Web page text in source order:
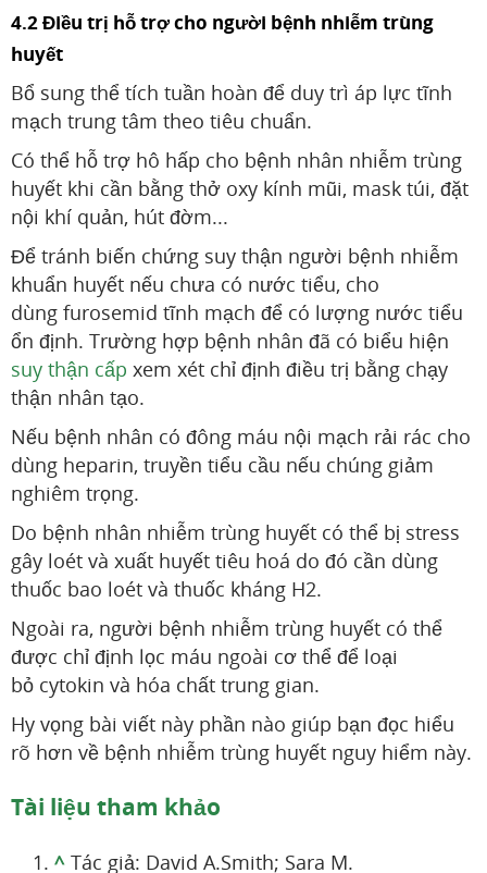
4.2 Điều trị hỗ trợ cho người bệnh nhiễm trùng
huyết
Bổ sung thể tích tuần hoàn để duy trì áp lực tĩnh
mạch trung tâm theo tiêu chuẩn.
Có thể hỗ trợ hô hấp cho bệnh nhân nhiễm trùng
huyết khi cần bằng thở oxy kính mũi, mask túi, đặt
nội khí quản, hút đờm...
Để tránh biến chứng suy thận người bệnh nhiễm
khuẩn huyết nếu chưa có nước tiểu, cho
dùng furosemid tĩnh mạch để có lượng nước tiểu
ổn định. Trường hợp bệnh nhân đã có biểu hiện
suy thận cấp xem xét chỉ định điều trị bằng chạy
thận nhân tạo.
Nếu bệnh nhân có đông máu nội mạch rải rác cho
dùng heparin, truyền tiểu cầu nếu chúng giảm
nghiêm trọng.
Do bệnh nhân nhiễm trùng huyết có thể bị stress
gây loét và xuất huyết tiêu hoá do đó cần dùng
thuốc bao loét và thuốc kháng H2.
Ngoài ra, người bệnh nhiễm trùng huyết có thể
được chỉ định lọc máu ngoài cơ thể để loại
bỏ cytokin và hóa chất trung gian.
Hy vọng bài viết này phần nào giúp bạn đọc hiểu
rõ hơn về bệnh nhiễm trùng huyết nguy hiểm này.
Tài liệu tham khảo
^ Tác giả: David A.Smith; Sara M.